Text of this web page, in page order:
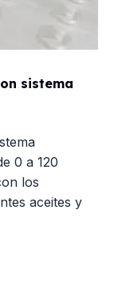
sistema
0 a 120
los
aceites y